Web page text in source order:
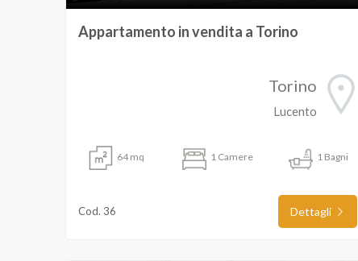
Appartamento in vendita a Torino
Torino
Lucento
64 mq 1 Camere 1 Bagni
Cod. 36 Dettagli
Tipologia
Residenziali